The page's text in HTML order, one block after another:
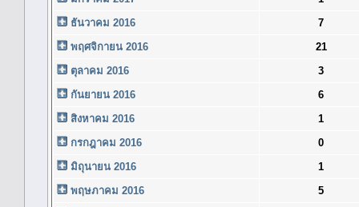
ธันวาคม 2016
7
พฤศจิกายน 2016
21
ตุลาคม 2016
3
กันยายน 2016
6
สิงหาคม 2016
1
กรกฎาคม 2016
0
มิถุนายน 2016
1
พฤษภาคม 2016
5